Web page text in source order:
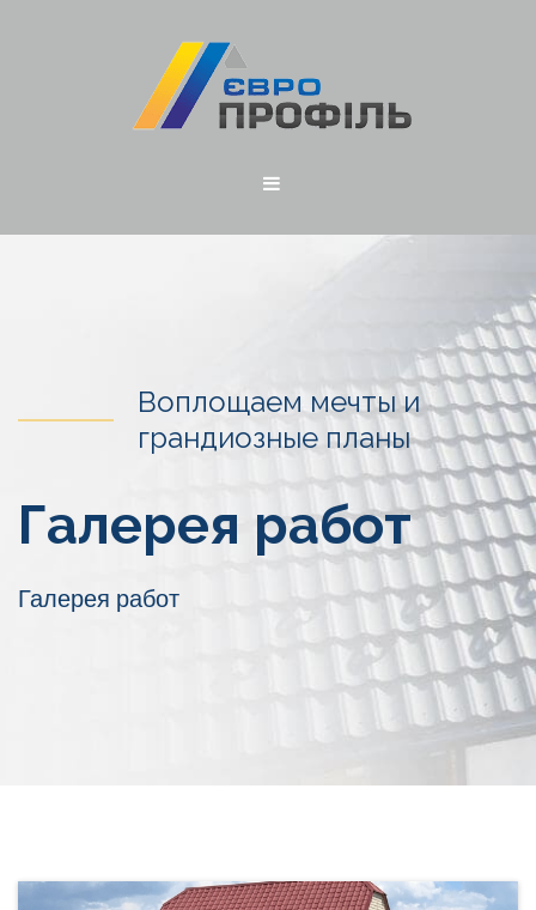
Воплощаем мечты и
грандиозные планы
Галерея работ
Галерея работ